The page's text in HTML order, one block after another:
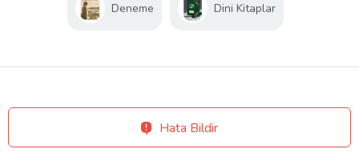
Deneme Dini Kitaplar
Hata Bildir